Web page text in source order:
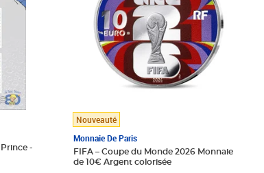
-
Nouveauté
Monnaie De Paris
FIFA – Coupe du Monde 2026 Monnaie
de 10€ Argent colorisée